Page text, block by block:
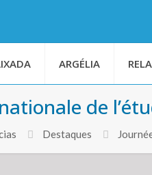
ARGÉLIA
de
Destaques